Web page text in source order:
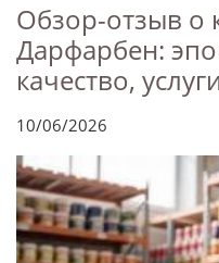
Обзор-отзыв о
Дарфарбен:
качество,
10/06/2026